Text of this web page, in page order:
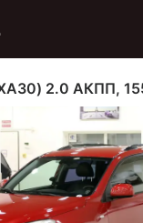
2.0 АКПП,